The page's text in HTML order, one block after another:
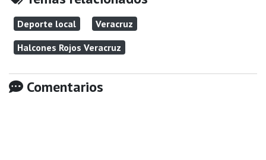
Deporte local
Veracruz
Halcones Rojos Veracruz
Comentarios